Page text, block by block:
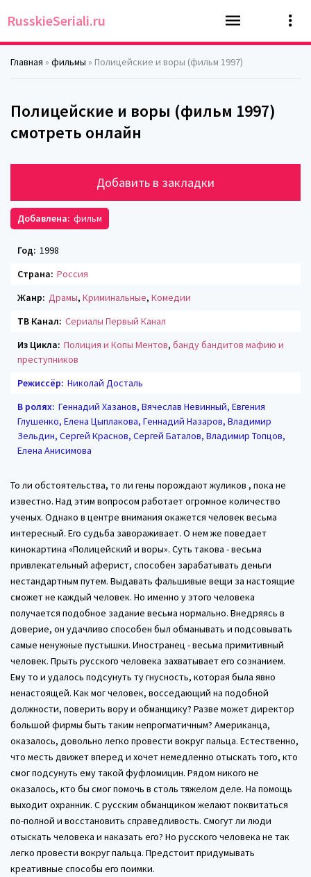
RusskieSeriali.ru
Главная » фильмы » Полицейские и воры (фильм 1997)
Полицейские и воры (фильм 1997)
смотреть онлайн
Добавить в закладки
Добавлена: фильм
Год: 1998
Страна: Россия
Жанр: Драмы, Криминальные, Комедии
ТВ Канал: Сериалы Первый Канал
Из Цикла: Полиция и Копы Ментов, банду бандитов мафию и
преступников
Режиссёр: Николай Досталь
В ролях: Геннадий Хазанов, Вячеслав Невинный, Евгения
Глушенко, Елена Цыплакова, Геннадий Назаров, Владимир
Зельдин, Сергей Краснов, Сергей Баталов, Владимир Топцов,
Елена Анисимова
То ли обстоятельства, то ли гены порождают жуликов , пока не
известно. Над этим вопросом работает огромное количество
ученых. Однако в центре внимания окажется человек весьма
интересный. Его судьба завораживает. О нем же поведает
кинокартина «Полицейский и воры». Суть такова - весьма
привлекательный аферист, способен зарабатывать деньги
нестандартным путем. Выдавать фальшивые вещи за настоящие
сможет не каждый человек. Но именно у этого человека
получается подобное задание весьма нормально. Внедряясь в
доверие, он удачливо способен был обманывать и подсовывать
самые ненужные пустышки. Иностранец - весьма примитивный
человек. Прыть русского человека захватывает его сознанием.
Ему то и удалось подсунуть ту гнусность, которая была явно
ненастоящей. Как мог человек, восседающий на подобной
должности, поверить вору и обманщику? Разве может директор
большой фирмы быть таким непрогматичным? Американца,
оказалось, довольно легко провести вокруг пальца. Естественно,
что месть движет вперед и хочет немедленно отыскать того, кто
смог подсунуть ему такой фуфломицин. Рядом никого не
оказалось, кто бы смог помочь в столь тяжелом деле. На помощь
выходит охранник. С русским обманщиком желают поквитаться
по-полной и восстановить справедливость. Смогут ли люди
отыскать человека и наказать его? Но русского человека не так
легко провести вокруг пальца. Предстоит придумывать
креативные способы его поимки.